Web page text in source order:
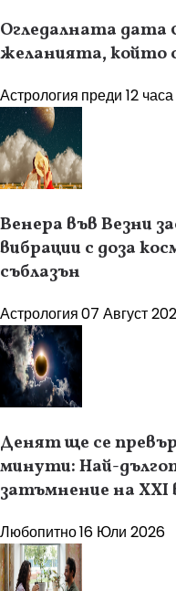
Огледалната дата
желанията, който
Астрология преди 12 часа
Венера във Везни
вибрации с доза
съблазън
Астрология07 Август
Денят ще се
минути: Най-
затъмнение на XXI
Любопитно16 Юли 2026